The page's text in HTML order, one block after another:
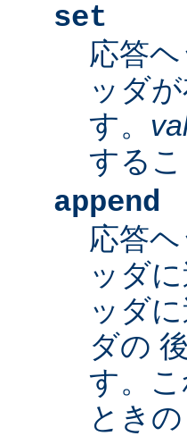
set
応答
ッダ
す。
する
append
応答
ッダ
ッダ
ダの
す。
とき